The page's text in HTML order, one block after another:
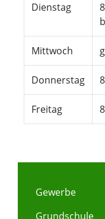
Dienstag
Mittwoch
Donnerstag
Freitag
Gewerbe
Grundschule